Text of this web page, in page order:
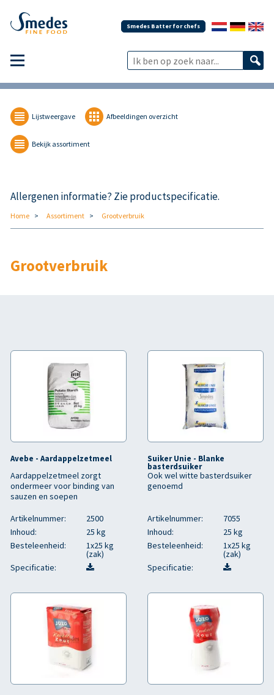
Smedes Batter for chefs
Lijstweergave Afbeeldingen overzicht
Bekijk assortiment
Allergenen informatie? Zie productspecificatie.
Home Assortiment Grootverbruik
Grootverbruik
Avebe - Aardappelzetmeel
Aardappelzetmeel zorgt
ondermeer voor binding van
sauzen en soepen
Artikelnummer:
2500
Inhoud:
25 kg
Besteleenheid:
1x25 kg
(zak)
Specificatie:
Suiker Unie - Blanke
basterdsuiker
Ook wel witte basterdsuiker
genoemd
Artikelnummer:
7055
Inhoud:
25 kg
Besteleenheid:
1x25 kg
(zak)
Specificatie: